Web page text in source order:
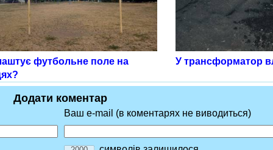
футбольне поле на
У трансформатор
Додати коментар
Ваш e-mail (в коментарях не виводиться)